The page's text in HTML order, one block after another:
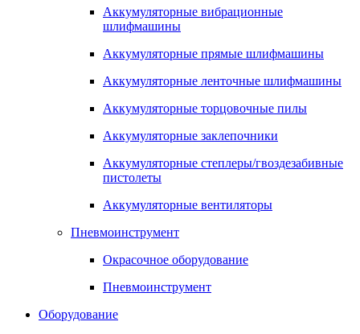
Аккумуляторные вибрационные
шлифмашины
Аккумуляторные прямые шлифмашины
Аккумуляторные ленточные шлифмашины
Аккумуляторные торцовочные пилы
Аккумуляторные заклепочники
Аккумуляторные степлеры/гвоздезабивные
пистолеты
Аккумуляторные вентиляторы
Пневмоинструмент
Окрасочное оборудование
Пневмоинструмент
Оборудование